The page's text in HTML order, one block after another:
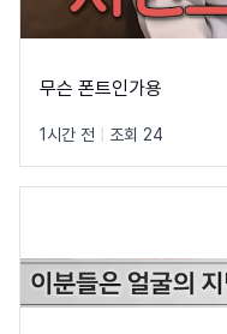
무슨 폰트인가용
1시간 전 조회 24